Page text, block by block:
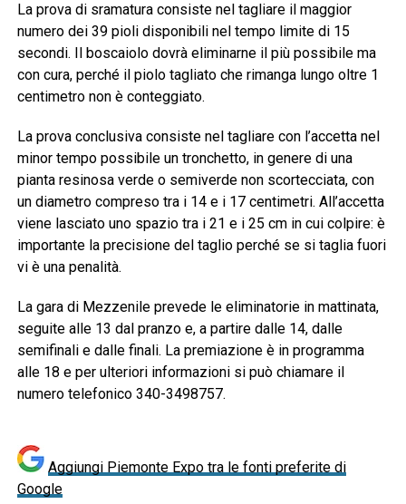
La prova di sramatura consiste nel tagliare il maggior
numero dei 39 pioli disponibili nel tempo limite di 15
secondi. Il boscaiolo dovrà eliminarne il più possibile ma
con cura, perché il piolo tagliato che rimanga lungo oltre 1
centimetro non è conteggiato.
La prova conclusiva consiste nel tagliare con l’accetta nel
minor tempo possibile un tronchetto, in genere di una
pianta resinosa verde o semiverde non scortecciata, con
un diametro compreso tra i 14 e i 17 centimetri. All’accetta
viene lasciato uno spazio tra i 21 e i 25 cm in cui colpire: è
importante la precisione del taglio perché se si taglia fuori
vi è una penalità.
La gara di Mezzenile prevede le eliminatorie in mattinata,
seguite alle 13 dal pranzo e, a partire dalle 14, dalle
semifinali e dalle finali. La premiazione è in programma
alle 18 e per ulteriori informazioni si può chiamare il
numero telefonico 340-3498757.
Aggiungi Piemonte Expo tra le fonti preferite di
Google